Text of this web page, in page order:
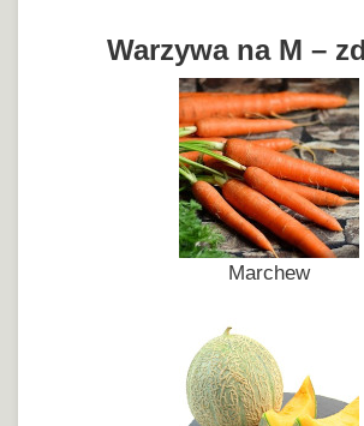
Warzywa na M –
Marchew